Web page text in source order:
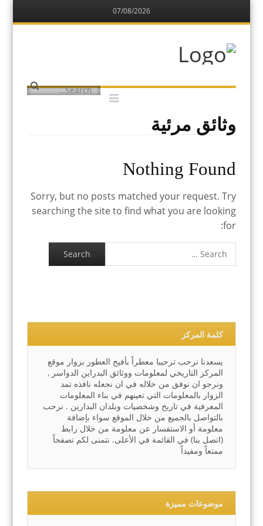
07/08/2026
Menu
Skip
content
مركز البدارين
Menu
Skip
content
Search
وثائق مرئية
Nothing Found
Sorry, but no posts matched your request. Try
searching the site to find what you are looking
for:
Search
كلمة المركز
يسعدنا نرحب ترحيبا معطراً بأفيح العطور بزوار موقع
المركز التاريخي لمعلومات ووثائق البدراين الدواسر ,
ونرجو ان نوفق من خلاله في ان نجعله نافذه تمد
الزوار بالمعلومات التي تعينهم في بناء المعلومات
المعرفية في تاريخ وشخصيات وبلدان البدارين . نرحب
بالتواصل بالجميع من خلال الموقع سواء بإضافة
معلومة أو الاستفسار عن معلومة من خلال رابط
(اتصل بنا) في القائمة في الأعلى. نتمنى لكم تصفحاً
ممتعاً ومفيداً
موضوعات مميزة